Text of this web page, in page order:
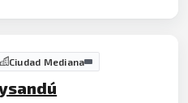
Ciudad Mediana